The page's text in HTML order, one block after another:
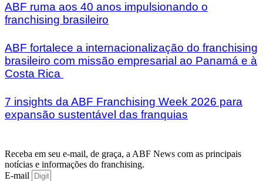
ABF ruma aos 40 anos impulsionando o
franchising brasileiro
ABF fortalece a internacionalização do franchising
brasileiro com missão empresarial ao Panamá e à
Costa Rica
7 insights da ABF Franchising Week 2026 para
expansão sustentável das franquias
Receba em seu e-mail, de graça, a ABF News com as principais
notícias e informações do franchising.
E-mail